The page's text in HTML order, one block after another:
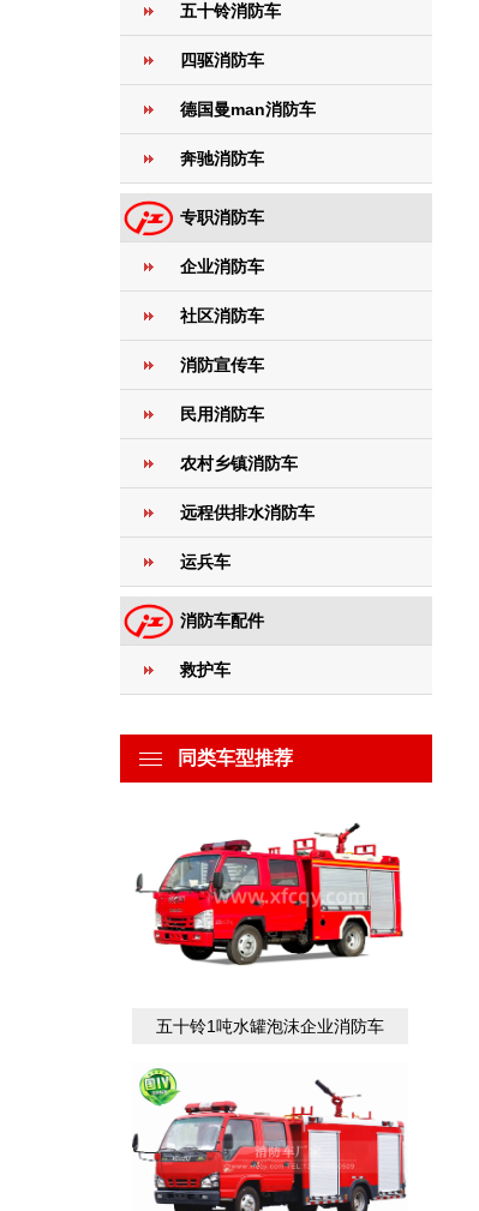
五十铃消防车
四驱消防车
德国曼man消防车
奔驰消防车
专职消防车
企业消防车
社区消防车
消防宣传车
民用消防车
农村乡镇消防车
远程供排水消防车
运兵车
消防车配件
救护车
同类车型推荐
五十铃1吨水罐泡沫企业消防车